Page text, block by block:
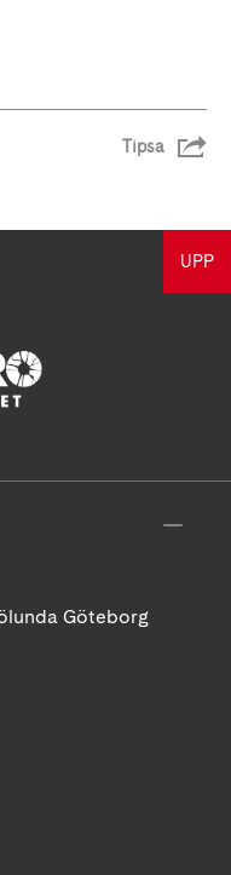
Tipsa
UPP
Göteborg